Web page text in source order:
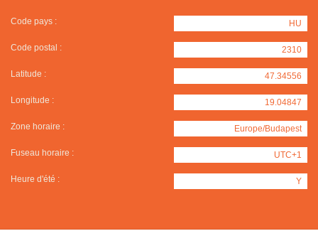
Code pays : HU
Code postal : 2310
Latitude : 47.34556
Longitude : 19.04847
Zone horaire : Europe/Budapest
Fuseau horaire : UTC+1
Heure d'été : Y